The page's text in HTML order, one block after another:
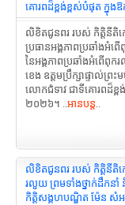
គោរពដ៏ខ្ពង់ខ្ពស់បំផុត ក្នុង
លិខិតជូនពរ របស់ កិត្តិនីតិ
ប្រធានអង្គភាពប្រឆាំងអំព
នៃអង្គភាពប្រឆាំងអំពើ
ខេង ឧត្តមប្រឹក្សាផ្ទាល់ព្រ
លោកជំទាវ ជាទីគោរពដ៏ខ្ព
២០២៦។ ..អានបន្ត..
លិខិតជូនពរ របស់ កិត្តិនីតិ
រលួយ ព្រមទាំងថ្នាក់ដឹកនាំ
កិត្តិសង្គហបណ្ឌិត ម៉ែន សំអន